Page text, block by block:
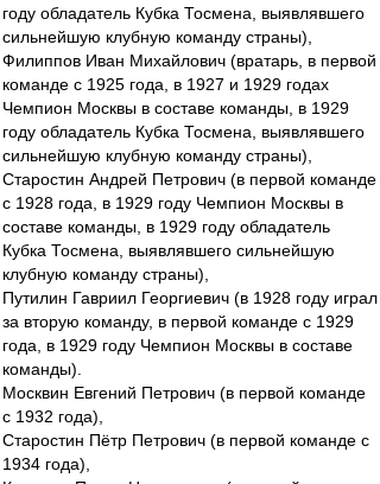
году обладатель Кубка Тосмена, выявлявшего
сильнейшую клубную команду страны),
Филиппов Иван Михайлович (вратарь, в первой
команде с 1925 года, в 1927 и 1929 годах
Чемпион Москвы в составе команды, в 1929
году обладатель Кубка Тосмена, выявлявшего
сильнейшую клубную команду страны),
Старостин Андрей Петрович (в первой команде
с 1928 года, в 1929 году Чемпион Москвы в
составе команды, в 1929 году обладатель
Кубка Тосмена, выявлявшего сильнейшую
клубную команду страны),
Путилин Гавриил Георгиевич (в 1928 году играл
за вторую команду, в первой команде с 1929
года, в 1929 году Чемпион Москвы в составе
команды).
Москвин Евгений Петрович (в первой команде
с 1932 года),
Старостин Пётр Петрович (в первой команде с
1934 года),